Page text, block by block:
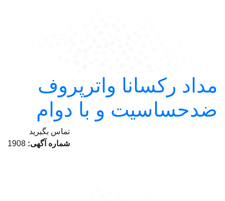
مداد رکسانا واترپروف
ضدحساسیت و با دوام
تماس بگیرید
شماره آگهی: 1908